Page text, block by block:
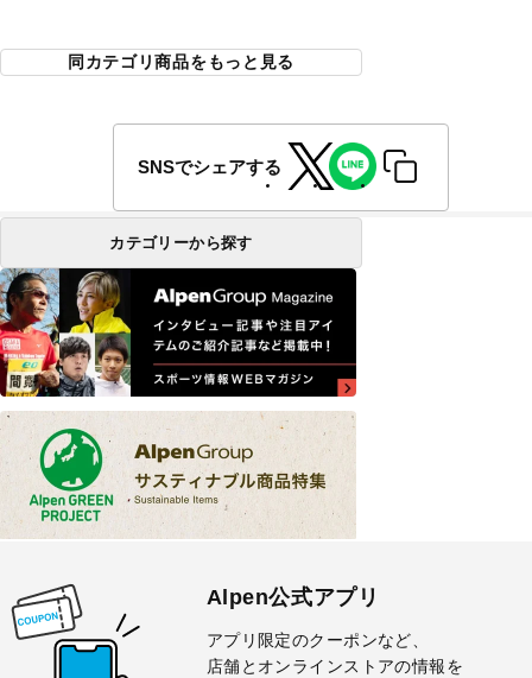
同カテゴリ商品をもっと見る
SNSでシェアする
カテゴリーから探す
Alpen公式アプリ
アプリ限定のクーポンなど、
店舗とオンラインストアの情報を